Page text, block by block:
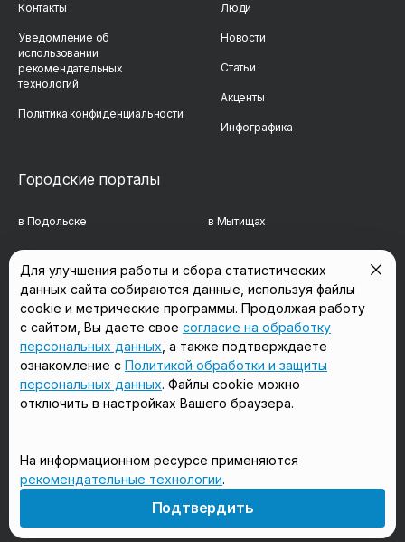
Контакты
Уведомление об
использовании
рекомендательных
технологий
Политика конфиденциальности
Люди
Новости
Статьи
Акценты
Инфографика
Городские порталы
в Подольске в Мытищах
в Реутове
в Сергиевом Посаде в Люберцах
в Красногорске в Королёве
в Домодедово в Щёлково
18+
Мы в соцсетях
Для улучшения работы и сбора статистических
данных сайта собираются данные, используя файлы
cookie и метрические программы. Продолжая работу
с сайтом, Вы даете свое согласие на обработку
персональных данных , а также подтверждаете
ознакомление с Политикой обработки и защиты
персональных данных. Файлы cookie можно
отключить в настройках Вашего браузера.
На информационном ресурсе применяются
рекомендательные технологии.
Подтвердить